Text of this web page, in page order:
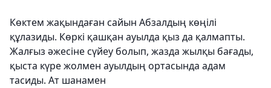
Көктем жақындаған сайын Абзалдың көңілі
құлазиды. Көркі қашқан ауылда қыз да қалмапты.
Жалғыз әжесіне сүйеу болып, жазда жылқы бағады,
қыста күре жолмен ауылдың ортасында адам
тасиды. Ат шанамен